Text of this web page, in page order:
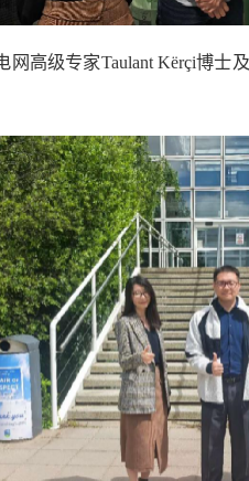
高级专家Taulant Kërçi博